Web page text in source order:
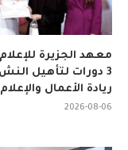
معهد الجزيرة
3 دورات لتأهيل
ريادة الأعمال والإعلام
2026-08-06